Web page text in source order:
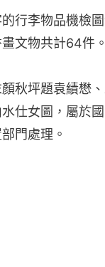
行李物品機檢
文物共計64件。
秋坪題袁績懋
仕女圖，屬於
門處理。